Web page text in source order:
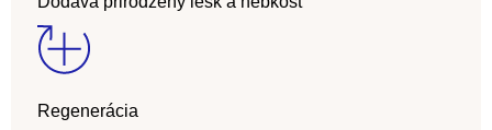
Regenerácia